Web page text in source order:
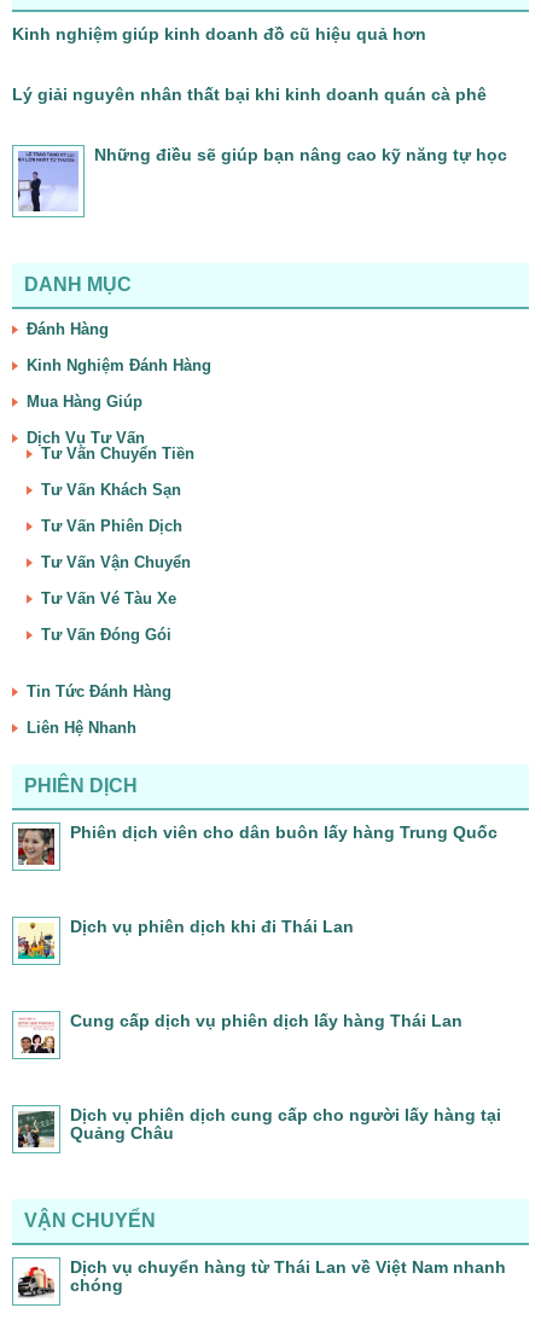
Kinh nghiệm giúp kinh doanh đồ cũ hiệu quả hơn
Lý giải nguyên nhân thất bại khi kinh doanh quán cà phê
Những điều sẽ giúp bạn nâng cao kỹ năng tự học
DANH MỤC
Đánh Hàng
Kinh Nghiệm Đánh Hàng
Mua Hàng Giúp
Dịch Vụ Tư Vấn
Tư Vấn Chuyển Tiền
Tư Vấn Khách Sạn
Tư Vấn Phiên Dịch
Tư Vấn Vận Chuyển
Tư Vấn Vé Tàu Xe
Tư Vấn Đóng Gói
Tin Tức Đánh Hàng
Liên Hệ Nhanh
PHIÊN DỊCH
Phiên dịch viên cho dân buôn lấy hàng Trung Quốc
Dịch vụ phiên dịch khi đi Thái Lan
Cung cấp dịch vụ phiên dịch lấy hàng Thái Lan
Dịch vụ phiên dịch cung cấp cho người lấy hàng tại
Quảng Châu
VẬN CHUYỂN
Dịch vụ chuyển hàng từ Thái Lan về Việt Nam nhanh
chóng